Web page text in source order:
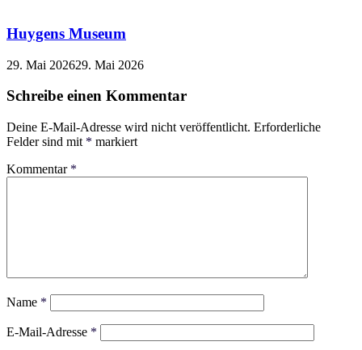
Huygens Museum
29. Mai 202629. Mai 2026
Schreibe einen Kommentar
Deine E-Mail-Adresse wird nicht veröffentlicht. Erforderliche
Felder sind mit * markiert
Kommentar *
Name *
E-Mail-Adresse *